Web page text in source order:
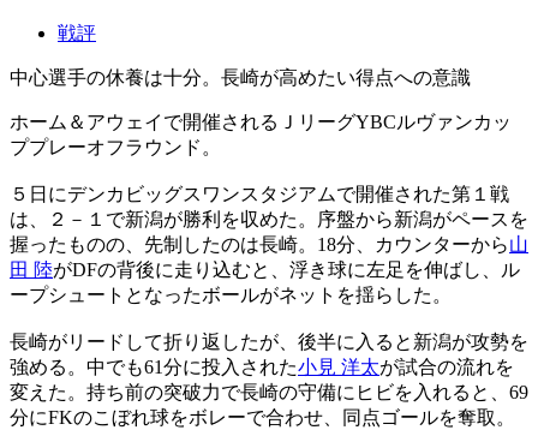
戦評
中心選手の休養は十分。長崎が高めたい得点への意識
ホーム＆アウェイで開催されるＪリーグYBCルヴァンカッ
ププレーオフラウンド。
５日にデンカビッグスワンスタジアムで開催された第１戦
は、２－１で新潟が勝利を収めた。序盤から新潟がペースを
握ったものの、先制したのは長崎。18分、カウンターから山
田 陸がDFの背後に走り込むと、浮き球に左足を伸ばし、ル
ープシュートとなったボールがネットを揺らした。
長崎がリードして折り返したが、後半に入ると新潟が攻勢を
強める。中でも61分に投入された小見 洋太が試合の流れを
変えた。持ち前の突破力で長崎の守備にヒビを入れると、69
分にFKのこぼれ球をボレーで合わせ、同点ゴールを奪取。